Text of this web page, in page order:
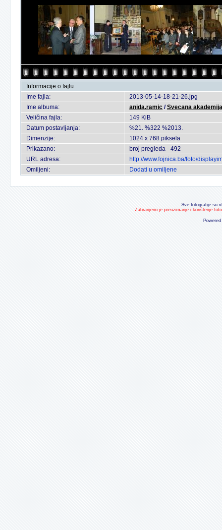
Informacije o fajlu
Ime fajla:
2013-05-14-18-21-26.jpg
Ime albuma:
anida.ramic /Svecana
Veličina fajla:
149 KiB
Datum postavljanja:
%21. %322 %2013.
Dimenzije:
1024 x 768 piksela
Prikazano:
broj pregleda - 492
URL adresa:
http://www.fojnica.ba/foto/
Omiljeni:
Dodati u omiljene
Sve fotografije su
Zabranjeno je preuzimanje i korištenje